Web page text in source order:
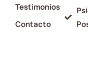
Testimonios
Contacto